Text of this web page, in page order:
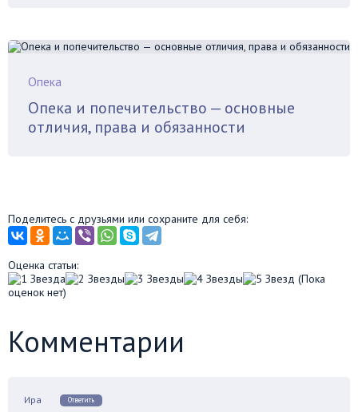
Опека
Опека и попечительство — основные
отличия, права и обязанности
Поделитесь с друзьями или сохраните для себя:
Оценка статьи:
(Пока
оценок нет)
Комментарии
Ира Ответить